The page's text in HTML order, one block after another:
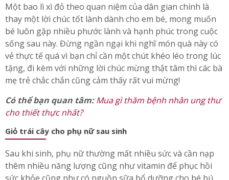
Một bao lì xì đỏ theo quan niệm của dân gian chính là
thay một lời chúc tốt lành dành cho em bé, mong muốn
bé luôn gặp nhiều phước lành và hạnh phúc trong cuộc
sống sau này. Đừng ngần ngại khi nghĩ món quà này có
vẻ thực tế quá vì bạn chỉ cần một chút khéo léo trong lúc
tặng, đi kèm với những lời chúc mừng thật tâm thì các bà
mẹ trẻ chắc chắn cũng cảm thấy rất vui mừng!
Có thể bạn quan tâm:Mua gì thăm bệnh nhân ung thư
cho thiết thực nhất?
Giỏ trái cây cho phụ nữ sau sinh
Sau khi sinh, phụ nữ thường mất nhiều sức và cần nạp
thêm nhiều năng lượng cũng như vitamin để phục hồi